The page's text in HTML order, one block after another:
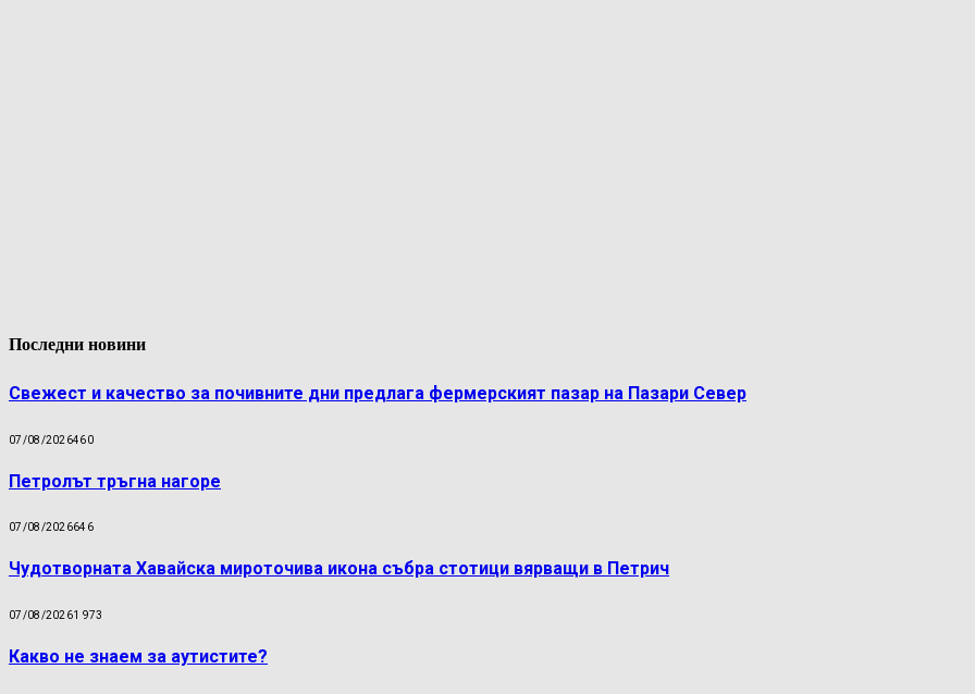
Последни новини
Свежест и качество за почивните дни предлага фермерският пазар на Пазари Север
07/08/2026460
Петролът тръгна нагоре
07/08/2026646
Чудотворната Хавайска мироточива икона събра стотици вярващи в Петрич
07/08/20261 973
Какво не знаем за аутистите?